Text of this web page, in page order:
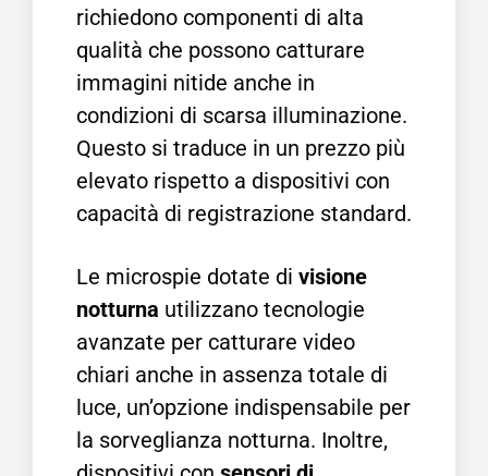
richiedono componenti di alta
qualità che possono catturare
immagini nitide anche in
condizioni di scarsa illuminazione.
Questo si traduce in un prezzo più
elevato rispetto a dispositivi con
capacità di registrazione standard.
Le microspie dotate di visione
notturna utilizzano tecnologie
avanzate per catturare video
chiari anche in assenza totale di
luce, un’opzione indispensabile per
la sorveglianza notturna. Inoltre,